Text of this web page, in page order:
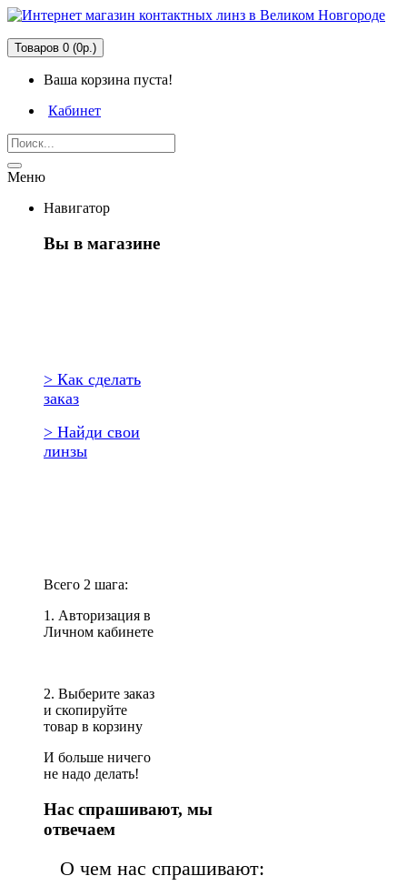
Товаров 0 (0р.)
Ваша корзина пуста!
Кабинет
Меню
Навигатор
Вы в магазине
> Как сделать
заказ
> Найди свои
линзы
Всего 2 шага:
1. Авторизация в
Личном кабинете
2. Выберите заказ
и скопируйте
товар в корзину
И больше ничего
не надо делать!
Нас спрашивают, мы
отвечаем
О чем нас спрашивают: